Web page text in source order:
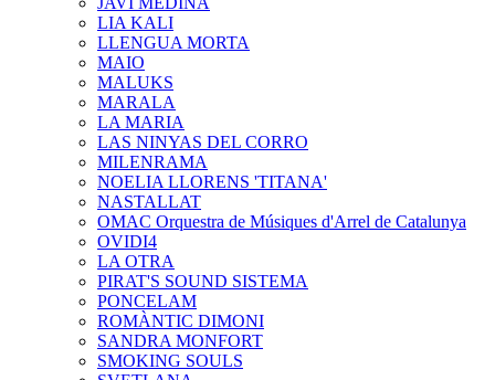
LIA KALI
LLENGUA MORTA
MAIO
MALUKS
MARALA
LA MARIA
LAS NINYAS DEL CORRO
MILENRAMA
NOELIA LLORENS 'TITANA'
NASTALLAT
OMAC Orquestra de Músiques d'Arrel de Catalunya
OVIDI4
LA OTRA
PIRAT'S SOUND SISTEMA
PONCELAM
ROMÀNTIC DIMONI
SANDRA MONFORT
SMOKING SOULS